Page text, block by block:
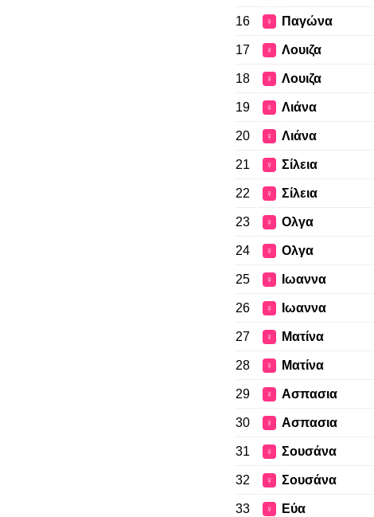
16 ♀ Παγώνα
17 ♀ Λουιζα
18 ♀ Λουιζα
19 ♀ Λιάνα
20 ♀ Λιάνα
21 ♀ Σίλεια
22 ♀ Σίλεια
23 ♀ Ολγα
24 ♀ Ολγα
25 ♀ Ιωαννα
26 ♀ Ιωαννα
27 ♀ Ματίνα
28 ♀ Ματίνα
29 ♀ Ασπασια
30 ♀ Ασπασια
31 ♀ Σουσάνα
32 ♀ Σουσάνα
33 ♀ Εύα